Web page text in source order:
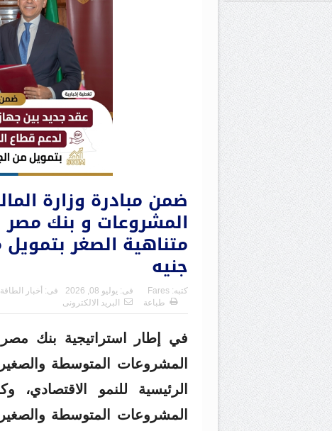
ضمن مبادرة وزارة
المشروعات و بنك
جنيه
كتبه: Fares فى: يوليو 08, 2026 فى: أخبار الطاقة
طباعة
البريد الالكترونى
في إطار استراتيجية بنك
المشروعات المتوسطة
الرئيسية للنمو
المشروعات المتوسطة